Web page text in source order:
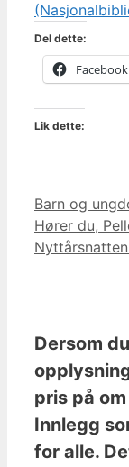
Del dette:
Facebook
Lik dette:
Kategorier
Barn og
Hører du,
Dersom
pris på
Innlegg
for alle.